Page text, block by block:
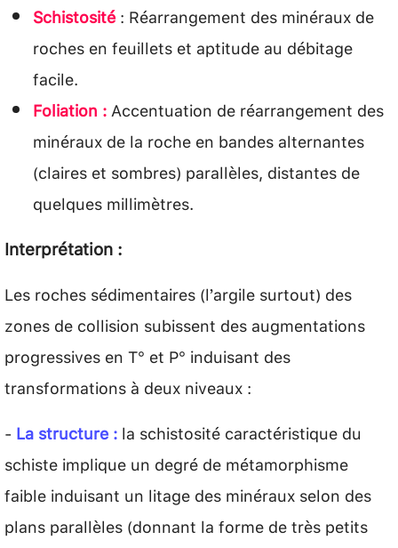
Schistosité: Réarrangement des minéraux de
roches en feuillets et aptitude au débitage
facile.
Foliation :Accentuation de réarrangement des
minéraux de la roche en bandes alternantes
(claires et sombres) parallèles, distantes de
quelques millimètres.
Interprétation :
Les roches sédimentaires (l’argile surtout) des
zones de collision subissent des augmentations
progressives en T° et P° induisant des
transformations à deux niveaux :
- La structure :la schistosité caractéristique du
schiste implique un degré de métamorphisme
faible induisant un litage des minéraux selon des
plans parallèles (donnant la forme de très petits